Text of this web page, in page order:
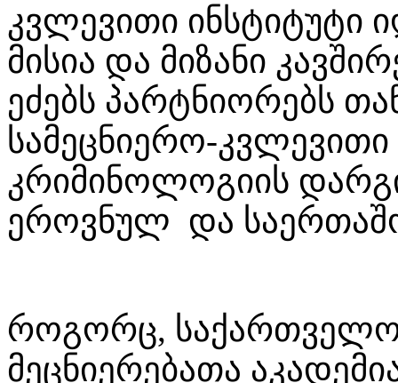
კვლევითი ინსტიტუტი
მისია და მიზანი
ეძებს პარტნიორებს
სამეცნიერო-კვლევითი
კრიმინოლოგიის
ეროვნულ და
როგორც,
მეცნიერებათა